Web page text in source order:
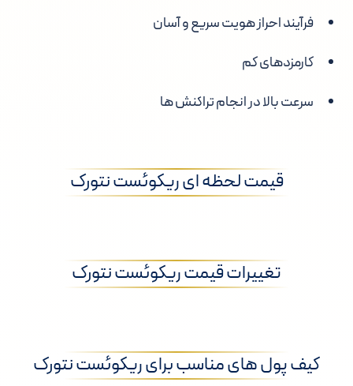
فرآیند احراز هویت سریع و آسان
کارمزدهای کم
سرعت بالا در انجام تراکنش ها
قیمت لحظه ای ریکوئست نتورک
تغییرات قیمت ریکوئست نتورک
کیف پول های مناسب برای ریکوئست نتورک